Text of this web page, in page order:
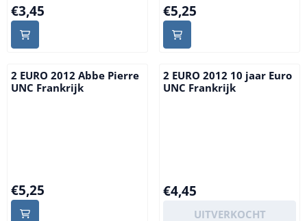
Prijs: 3,45
€3,45 Prijs: 5,25
€5,25
2 EURO 2012 Abbe Pierre
UNC Frankrijk
Prijs: 5,25
€5,25
2 EURO 2012 10 jaar Euro
UNC Frankrijk
Prijs: 4,45
€4,45
UITVERKOCHT